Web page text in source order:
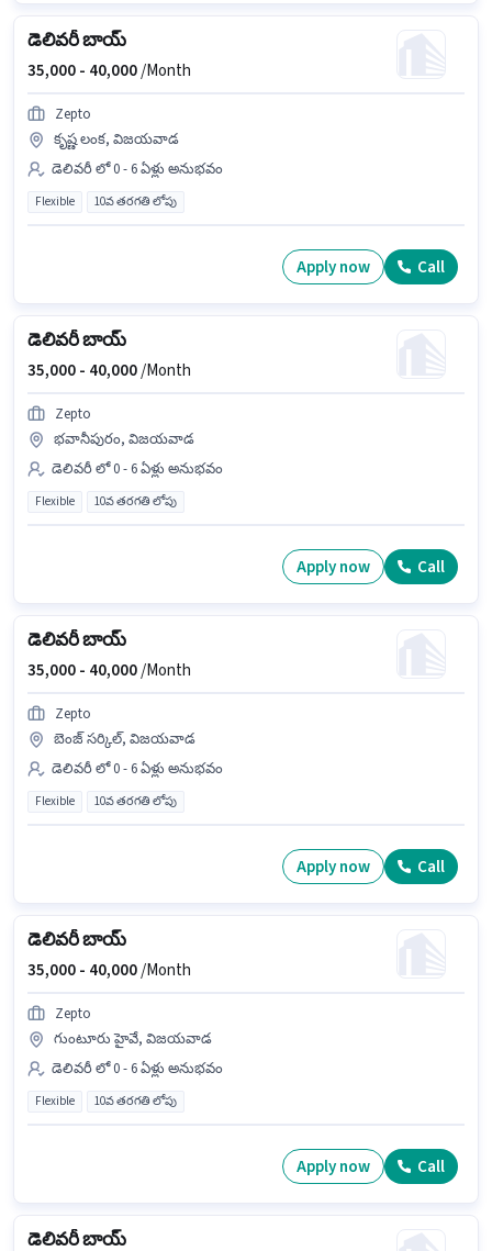
డెలివరీ బాయ్
35,000 - 40,000/Month
Zepto
కృష్ణ లంక, విజయవాడ
డెలివరీ లో 0 - 6 ఏళ్లు అనుభవం
Flexible 10వ తరగతి లోపు
Apply now Call
డెలివరీ బాయ్
35,000 - 40,000/Month
Zepto
భవానీపురం, విజయవాడ
డెలివరీ లో 0 - 6 ఏళ్లు అనుభవం
Flexible 10వ తరగతి లోపు
Apply now Call
డెలివరీ బాయ్
35,000 - 40,000/Month
Zepto
బెంజ్ సర్కిల్, విజయవాడ
డెలివరీ లో 0 - 6 ఏళ్లు అనుభవం
Flexible 10వ తరగతి లోపు
Apply now Call
డెలివరీ బాయ్
35,000 - 40,000/Month
Zepto
గుంటూరు హైవే, విజయవాడ
డెలివరీ లో 0 - 6 ఏళ్లు అనుభవం
Flexible 10వ తరగతి లోపు
Apply now Call
డెలివరీ బాయ్